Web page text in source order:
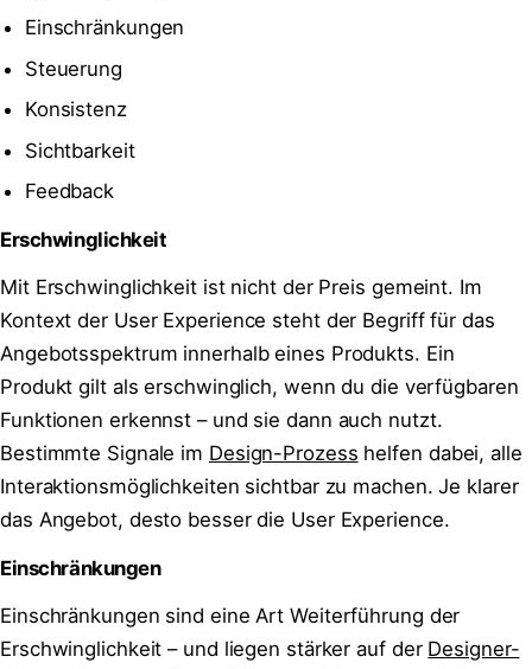
Einschränkungen
Steuerung
Konsistenz
Sichtbarkeit
Feedback
Erschwinglichkeit
Mit Erschwinglichkeit ist nicht der Preis gemeint. Im
Kontext der User Experience steht der Begriff für das
Angebotsspektrum innerhalb eines Produkts. Ein
Produkt gilt als erschwinglich, wenn du die verfügbaren
Funktionen erkennst – und sie dann auch nutzt.
Bestimmte Signale im Design-Prozess helfen dabei, alle
Interaktionsmöglichkeiten sichtbar zu machen. Je klarer
das Angebot, desto besser die User Experience.
Einschränkungen
Einschränkungen sind eine Art Weiterführung der
Erschwinglichkeit – und liegen stärker auf der Designer-